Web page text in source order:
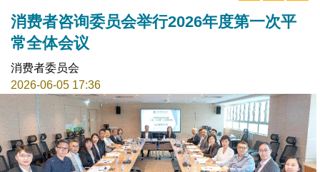
消费者咨询委员会举行2026年度第一次平
常全体会议
消费者委员会
2026-06-05 17:36